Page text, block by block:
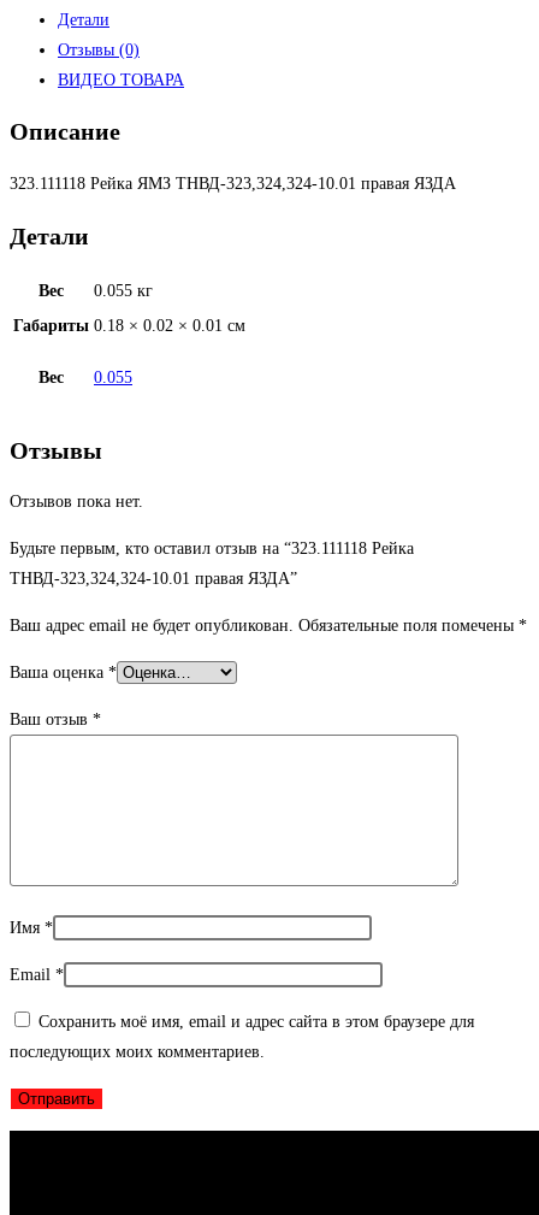
Детали
Отзывы (0)
ВИДЕО ТОВАРА
Описание
323.111118 Рейка ЯМЗ ТНВД-323,324,324-10.01 правая ЯЗДА
Детали
Вес
0.055 кг
Габариты 0.18 × 0.02 × 0.01 см
Вес 0.055
Отзывы
Отзывов пока нет.
Будьте первым, кто оставил отзыв на “323.111118 Рейка
ТНВД-323,324,324-10.01 правая ЯЗДА”
Ваш адрес email не будет опубликован. Обязательные поля помечены *
Ваша оценка *
Ваш отзыв *
Имя *
Email *
Сохранить моё имя, email и адрес сайта в этом браузере для
последующих моих комментариев.